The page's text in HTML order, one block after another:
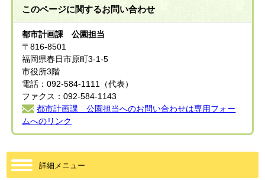
このページに関するお問い合わせ
都市計画課 公園担当
〒816-8501
福岡県春日市原町3-1-5
市役所3階
電話：092-584-1111（代表）
ファクス：092-584-1143
都市計画課 公園担当へのお問い合わせは専用フォー
ムへのリンク
詳細メニュー